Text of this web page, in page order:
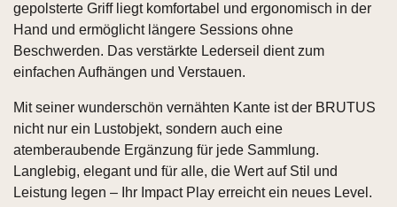
gepolsterte Griff liegt komfortabel und ergonomisch in der
Hand und ermöglicht längere Sessions ohne
Beschwerden. Das verstärkte Lederseil dient zum
einfachen Aufhängen und Verstauen.
Mit seiner wunderschön vernähten Kante ist der BRUTUS
nicht nur ein Lustobjekt, sondern auch eine
atemberaubende Ergänzung für jede Sammlung.
Langlebig, elegant und für alle, die Wert auf Stil und
Leistung legen – Ihr Impact Play erreicht ein neues Level.